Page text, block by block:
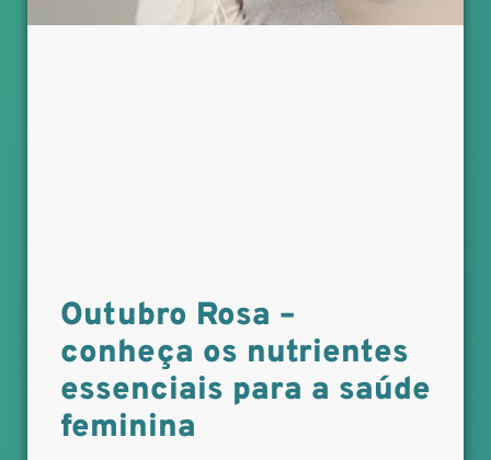
Outubro Rosa –
conheça os nutrientes
essenciais para a saúde
feminina